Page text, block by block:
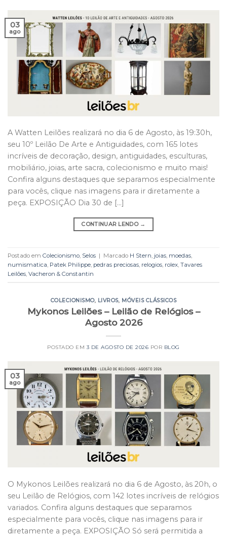
03
ago
A Watten Leilões realizará no dia 6 de Agosto, às 19:30h,
seu 10º Leilão De Arte e Antiguidades, com 165 lotes
incríveis de decoração, design, antiguidades, esculturas,
mobiliário, joias, arte sacra, colecionismo e muito mais!
Confira alguns destaques que separamos especialmente
para vocês, clique nas imagens para ir diretamente a
peça. EXPOSIÇÃO Dia 30 de […]
CONTINUAR LENDO →
Postado em Colecionismo Selos | Marcado H Stern joias moedas
numismatica Patek Philippe pedras preciosas relogios rolex Tavares
Leilões Vacheron & Constantin
COLECIONISMO, LIVROS, MÓVEIS CLÁSSICOS
Mykonos Leilões – Leilão de Relógios –
Agosto 2026
POSTADO EM 3 DE AGOSTO DE 2026 POR BLOG
03
ago
O Mykonos Leilões realizará no dia 6 de Agosto, às 20h, o
seu Leilão de Relógios, com 142 lotes incríveis de relógios
variados. Confira alguns destaques que separamos
especialmente para vocês, clique nas imagens para ir
diretamente a peça. EXPOSIÇÃO Só será permitida a